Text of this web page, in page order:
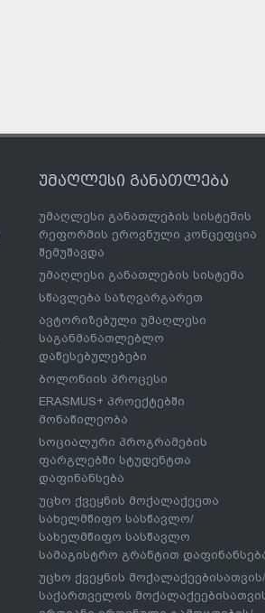
უმაღლესი განათლება
უმაღლესი განათლების სისტემის
რეფორმის ეროვნული კონცეფცია
შემუშავდა
უმაღლესი განათლების სისტემა
სწავლება საზღვარგარეთ
ავტორიზებული უმაღლესი
საგანმანათლებლო
დაწესებულებები
ბოლონიის პროცესი
ERASMUS+ პროექტებში
მონაწილეობა
სოციალური პროგრამების
ფარგლებში სტუდენტთა
დაფინანსება
უცხო ქვეყნის მოქალაქეეთა
სახელმწიფო სასწავლო/
სახელმწიფო სასწავლო
სამაგისტრო გრანტით
უცხო ქვეყნის მოქალაქეებისათვის/
საქართველოს